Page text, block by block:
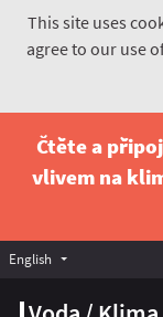
This site uses
agree to our use
Čtěte a
vlivem na
English Vyberte jazyk